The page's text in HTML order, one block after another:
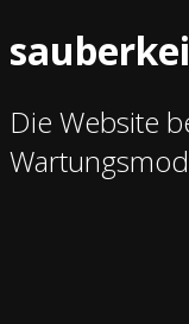
Die Website